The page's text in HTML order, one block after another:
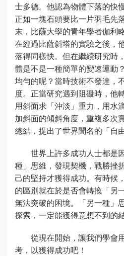
士多德。他認為物體下落的快
正如一塊石頭要比一片羽毛先
末，比薩大學的青年學者伽利
在經過比薩斜塔的實驗之後，
落得同樣快。但在繼續研究時
體是不是一種簡單的變速運動
均勻的呢？當時技術不發達，
度。正當研究遇到阻礙時，他
用斜面求「沖淡」重力，用水
加斜面的傾斜角度，重複多次
總結，提出了世界聞名的「自
世界上許多成功人士都是
種」思維，發現契機，戰勝挫
己的堅持才獲得成功。有時候
的區別就在於是否會轉換「另
無法突破的困境。「另一種」
探索，一定能獲得意想不到的結
從現在開始，讓我們學會
考，以獲得成功吧！